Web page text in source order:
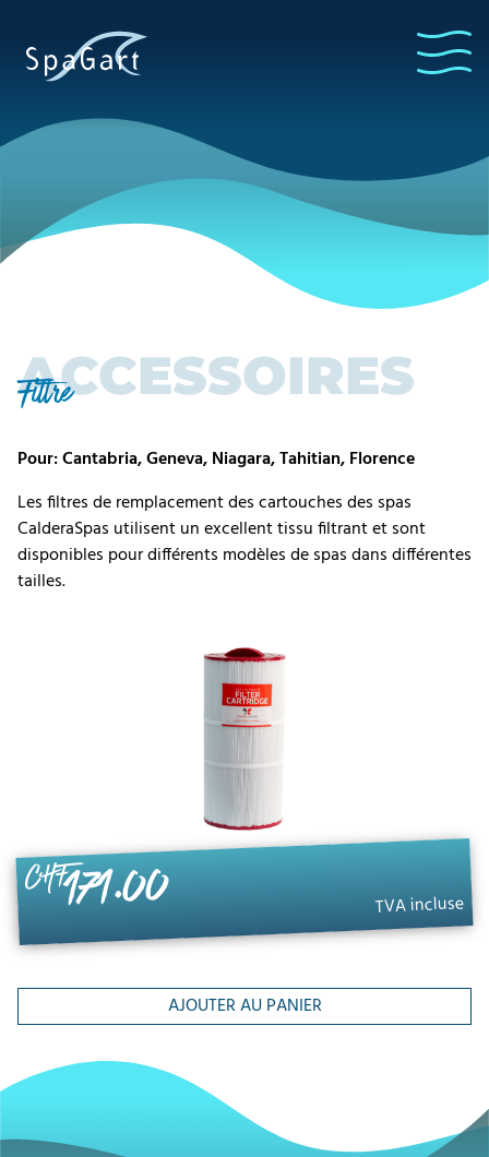
ACCESSOIRES
Filtre
Pour: Cantabria, Geneva, Niagara, Tahitian, Florence
Les filtres de remplacement des cartouches des spas
CalderaSpas utilisent un excellent tissu filtrant et sont
disponibles pour différents modèles de spas dans différentes
tailles.
CHF171.00 TVA incluse
AJOUTER AU PANIER